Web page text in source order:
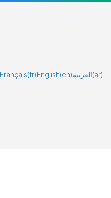
Français(fr) English(en)العربية(ar)